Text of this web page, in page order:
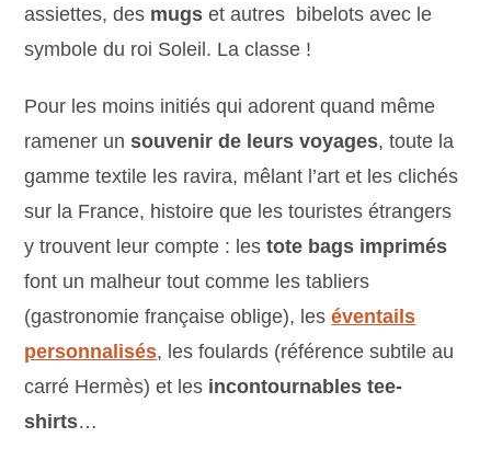
assiettes, des mugs et autres bibelots avec le
symbole du roi Soleil. La classe !
Pour les moins initiés qui adorent quand même
ramener unsouvenir de leurs voyages, toute la
gamme textile les ravira, mêlant l’art et les clichés
sur la France, histoire que les touristes étrangers
y trouvent leur compte : lestote bags imprimés
font un malheur tout comme les tabliers
(gastronomie française oblige), leséventails
personnalisés, les foulards (référence subtile au
carré Hermès) et les incontournables tee-
shirts…